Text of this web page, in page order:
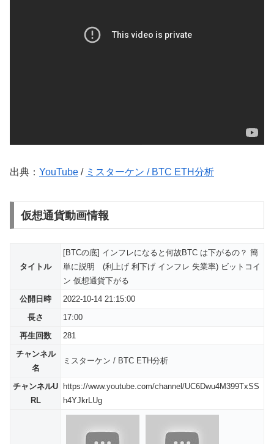
出典： YouTube / ミスターケン / BTC ETH分析
仮想通貨動画情報
タイトル
[BTCの底] インフレになると何故BTC は下がるの？ 簡
単に説明 (利上げ 利下げ インフレ 失業率) ビットコイ
ン 仮想通貨下がる
公開日時
2022-10-14 21:15:00
長さ
17:00
再生回数
281
チャンネル
名
ミスターケン / BTC ETH分析
チャンネルU
RL
https://www.youtube.com/channel/UC6Dwu4M399TxSS
h4YJkrLUg